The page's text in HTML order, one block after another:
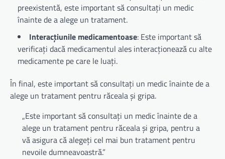
preexistentă, este important să consultați un medic
înainte de a alege un tratament.
Interacțiunile medicamentoase: Este important să
verificați dacă medicamentul ales interacționează cu alte
medicamente pe care le luați.
În final, este important să consultați un medic înainte de a
alege un tratament pentru răceala și gripa.
„Este important să consultați un medic înainte de a
alege un tratament pentru răceala și gripa, pentru a
vă asigura că alegeți cel mai bun tratament pentru
nevoile dumneavoastră.”